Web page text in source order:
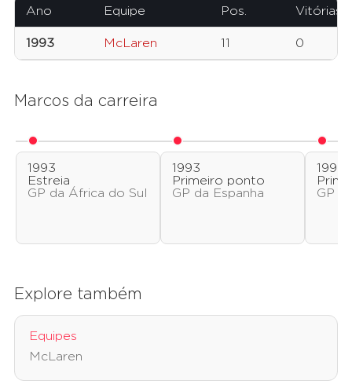
Ano Equipe Pos. Vitórias
1993 McLaren 11 0
Marcos da carreira
1993
Estreia
GP da África do Sul
1993
Primeiro ponto
GP da Espanha
1993
GP
Explore também
Equipes
McLaren